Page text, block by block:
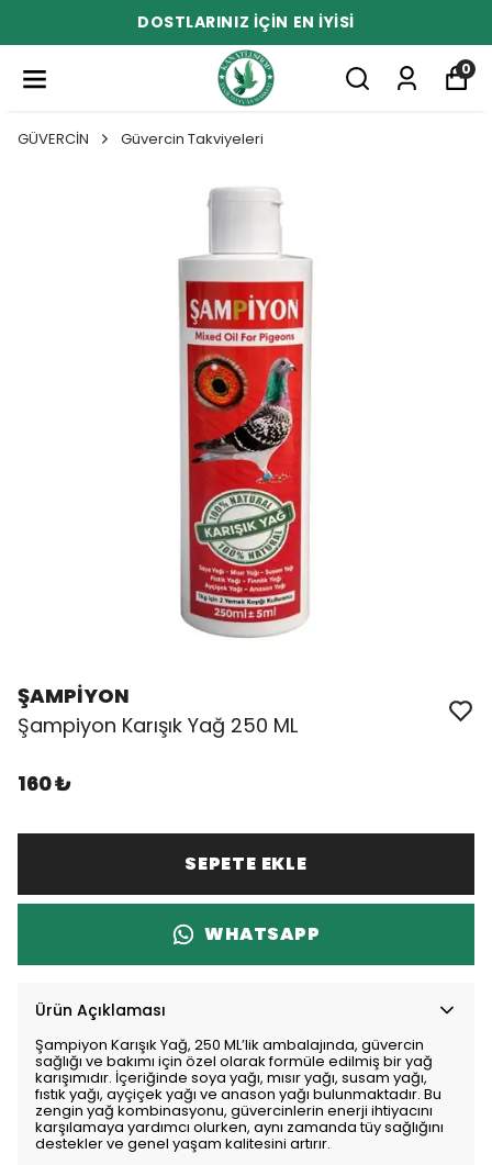
DOSTLARINIZ İÇİN EN İYİSİ
0
GÜVERCİN Güvercin Takviyeleri
ŞAMPİYON
Şampiyon Karışık Yağ 250 ML
160 ₺
SEPETE EKLE
WHATSAPP
Ürün Açıklaması
Şampiyon Karışık Yağ, 250 ML’lik ambalajında, güvercin
sağlığı ve bakımı için özel olarak formüle edilmiş bir yağ
karışımıdır. İçeriğinde soya yağı, mısır yağı, susam yağı,
fıstık yağı, ayçiçek yağı ve anason yağı bulunmaktadır. Bu
zengin yağ kombinasyonu, güvercinlerin enerji ihtiyacını
karşılamaya yardımcı olurken, aynı zamanda tüy sağlığını
destekler ve genel yaşam kalitesini artırır.